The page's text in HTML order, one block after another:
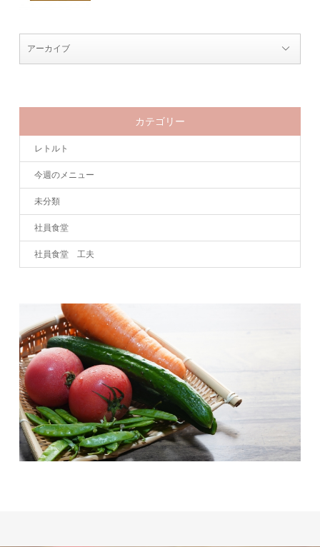
カテゴリー
レトルト
今週のメニュー
未分類
社員食堂
社員食堂 工夫